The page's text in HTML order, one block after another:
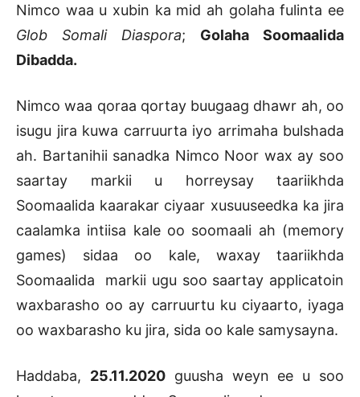
Nimco waa u xubin ka mid ah golaha fulinta ee
Glob Somali Diaspora; Golaha Soomaalida
Dibadda.
Nimco waa qoraa qortay buugaag dhawr ah, oo
isugu jira kuwa carruurta iyo arrimaha bulshada
ah. Bartanihii sanadka Nimco Noor wax ay soo
saartay markii u horreysay taariikhda
Soomaalida kaarakar ciyaar xusuuseedka ka jira
caalamka intiisa kale oo soomaali ah (memory
games) sidaa oo kale, waxay taariikhda
Soomaalida markii ugu soo saartay applicatoin
waxbarasho oo ay carruurtu ku ciyaarto, iyaga
oo waxbarasho ku jira, sida oo kale samysayna.
Haddaba, 25.11.2020guusha weyn ee u soo